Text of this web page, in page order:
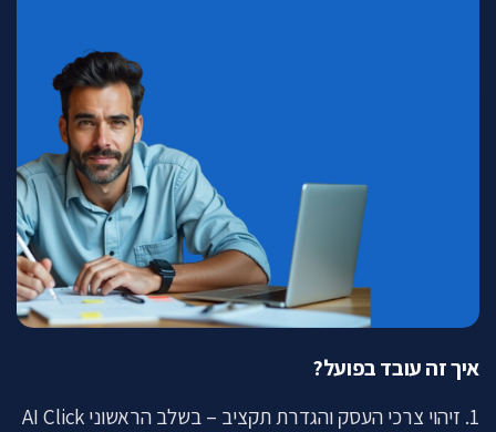
איך זה עובד בפועל?
1. זיהוי צרכי העסק והגדרת תקציב – בשלב הראשוני AI Click